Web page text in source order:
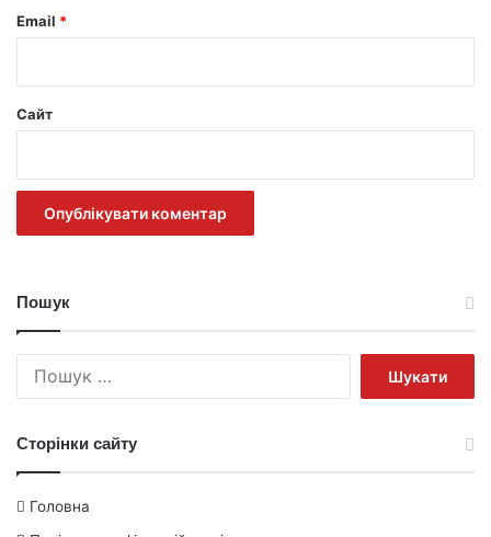
Email *
Сайт
Пошук
Сторінки сайту
Головна